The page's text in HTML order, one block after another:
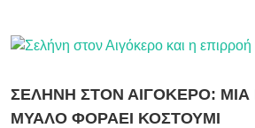
ΣΕΛΗΝΗ ΣΤΟΝ ΑΙΓΟΚΕΡΟ:
ΜΥΑΛΟ ΦΟΡΑΕΙ ΚΟΣΤΟΥΜΙ